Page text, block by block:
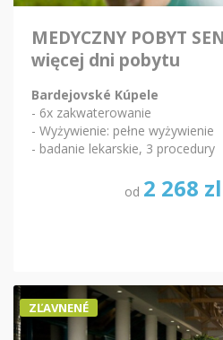
MEDYCZNY POBYT
więcej dni pobytu
Bardejovské Kúpele
- 6x zakwaterowanie
- Wyżywienie: pełne wyżywienie
- badanie lekarskie, 3 procedury
od 2 268 zl
ZĽAVNENÉ